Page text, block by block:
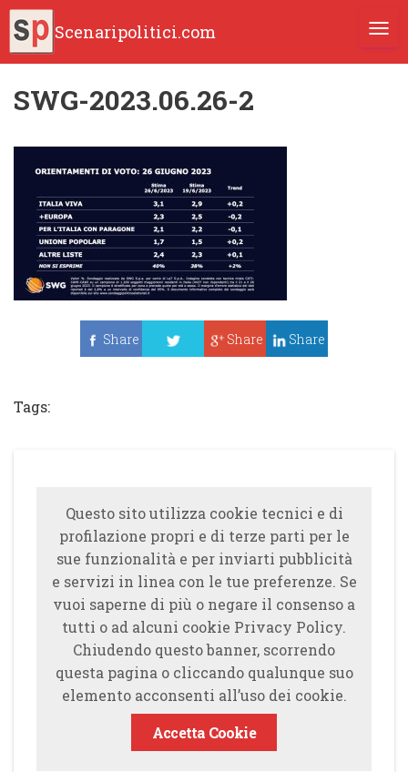
Scenaripolitici.com
SWG-2023.06.26-2
Share
Share Share
Tags:
Questo sito utilizza cookie tecnici e di
profilazione propri e di terze parti per le
sue funzionalità e per inviarti pubblicità
e servizi in linea con le tue preferenze. Se
vuoi saperne di più o negare il consenso a
tutti o ad alcuni cookie Privacy Policy.
Chiudendo questo banner, scorrendo
questa pagina o cliccando qualunque suo
elemento acconsenti all’uso dei cookie.
Accetta Cookie